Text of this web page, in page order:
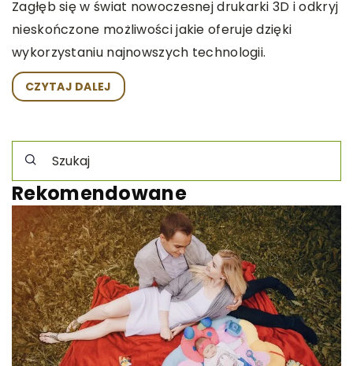
Zagłęb się w świat nowoczesnej drukarki 3D i odkryj
nieskończone możliwości jakie oferuje dzięki
wykorzystaniu najnowszych technologii.
CZYTAJ DALEJ
Rekomendowane